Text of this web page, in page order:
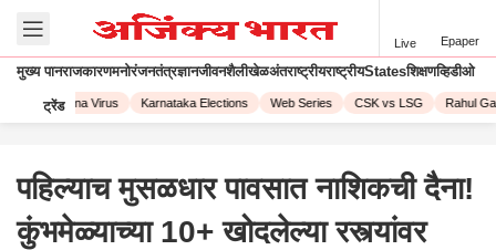
Live Epaper
मुख्य पानराजकारणमनोरंजनतंत्रज्ञानजीवनशैलीखेळअंतराष्ट्रीयराष्ट्रीयStatesशिक्षणव्हिडीओ
ट्रेंड
Corona Virus Karnataka Elections Web Series CSK vs LSG Rahul
पहिल्याच मुसळधार पावसात नाशिकची दैना!
कुंभमेळ्याच्या 10+ खोदलेल्या रस्त्यांवर